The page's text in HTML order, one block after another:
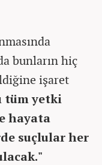
bunların hiç
işaret
tüm yetki
hayata
suçlular her